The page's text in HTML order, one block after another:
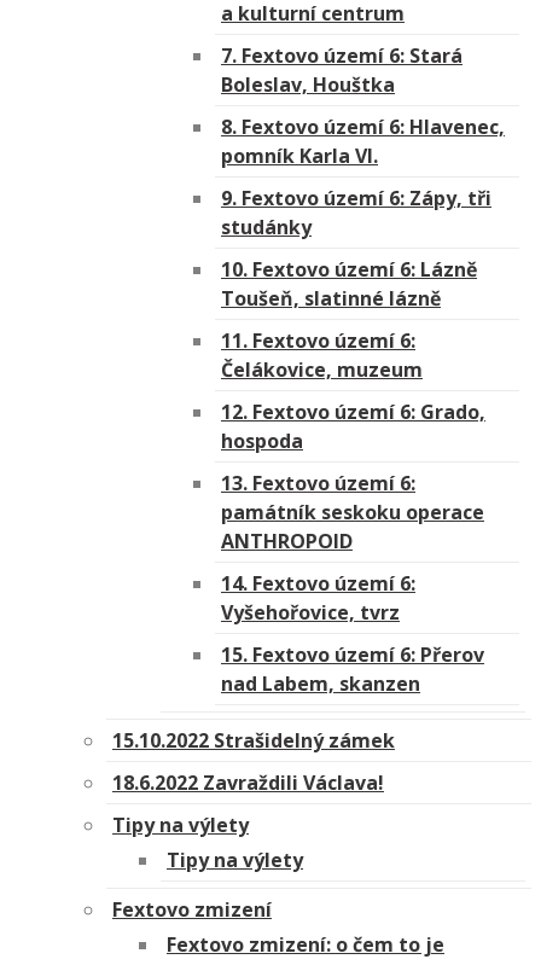
a kulturní centrum
7. Fextovo území 6: Stará
Boleslav, Houštka
8. Fextovo území 6: Hlavenec,
pomník Karla VI.
9. Fextovo území 6: Zápy, tři
studánky
10. Fextovo území 6: Lázně
Toušeň, slatinné lázně
11. Fextovo území 6:
Čelákovice, muzeum
12. Fextovo území 6: Grado,
hospoda
13. Fextovo území 6:
památník seskoku operace
ANTHROPOID
14. Fextovo území 6:
Vyšehořovice, tvrz
15. Fextovo území 6: Přerov
nad Labem, skanzen
15.10.2022 Strašidelný zámek
18.6.2022 Zavraždili Václava!
Tipy na výlety
Tipy na výlety
Fextovo zmizení
Fextovo zmizení: o čem to je